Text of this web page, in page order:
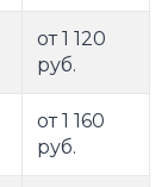
от 1 120
руб.
от 1 160
руб.